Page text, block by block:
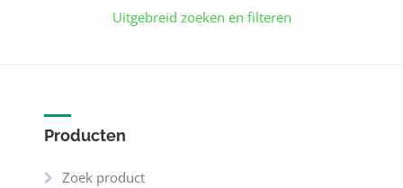
Uitgebreid zoeken en filteren
Producten
Zoek product